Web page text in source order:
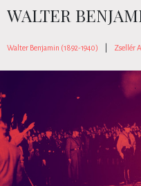
WALTER
Walter Benjamin (1892-1940) Zsellér